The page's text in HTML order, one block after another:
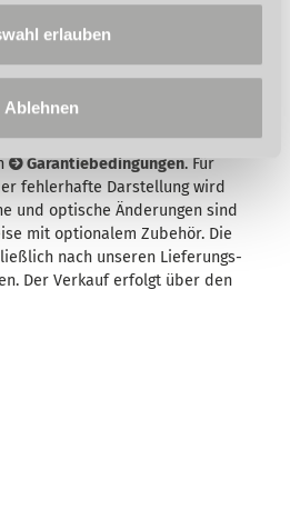
erlauben
Ablehnen
eine Garantie
Verkäufer gegenüber hiervon
Inhalt und den Garantiegeber
Garantiebedingungen. Für
fehlerhafte Darstellung wird
und optische Änderungen sind
mit optionalem Zubehör. Die
nach unseren Lieferungs-
Der Verkauf erfolgt über den